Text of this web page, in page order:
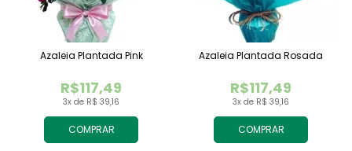
COMPRAR
3x de R$ 39,16
R$117,49
Azaleia Plantada Pink
COMPRAR
3x de R$ 39,16
R$117,49
Azaleia Plantada Rosada